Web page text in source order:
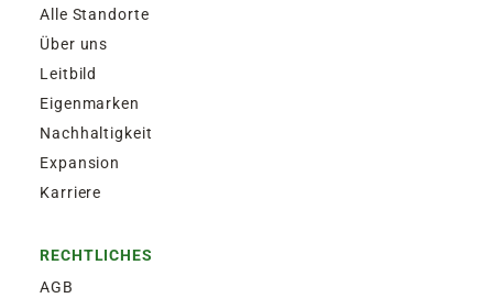
Alle Standorte
Über uns
Leitbild
Eigenmarken
Nachhaltigkeit
Expansion
Karriere
RECHTLICHES
AGB